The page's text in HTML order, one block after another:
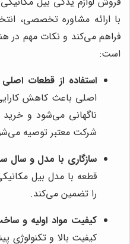
با ارائه مشاوره تخصصی،
فراهم می‌کند و نکات مهم در
است:
استفاده از قطعات اصلی
اصلی باعث کاهش
ناگهانی می‌شود و خرید
شرکت معتبر توصیه
سازگاری با مدل و سال
قطعه با مدل بیل
را تضمین می‌کند.
کیفیت مواد اولیه و
کیفیت بالا و تکنولوژی